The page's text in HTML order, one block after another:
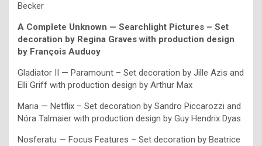
Becker
A Complete Unknown — Searchlight Pictures – Set
decoration by Regina Graves with production design
by François Auduoy
Gladiator II — Paramount – Set decoration by Jille Azis and
Elli Griff with production design by Arthur Max
Maria — Netflix – Set decoration by Sandro Piccarozzi and
Nóra Talmaier with production design by Guy Hendrix Dyas
Nosferatu — Focus Features – Set decoration by Beatrice